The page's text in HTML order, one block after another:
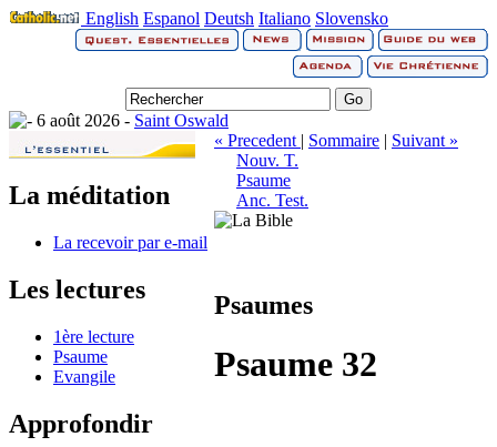
English Espanol Deutsh Italiano Slovensko
6 août 2026 - Saint Oswald
La méditation
La recevoir par e-mail
Les lectures
1ère lecture
Psaume
Evangile
Approfondir
« Precedent | Sommaire | Suivant »
Nouv. T.
Psaume
Anc. Test.
Psaumes
Psaume 32